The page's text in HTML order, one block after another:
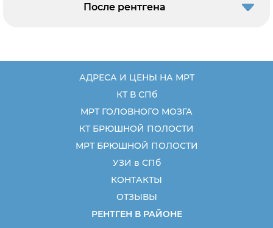
После рентгена
АДРЕСА И ЦЕНЫ НА МРТ
КТ В СПб
МРТ ГОЛОВНОГО МОЗГА
КТ БРЮШНОЙ ПОЛОСТИ
МРТ БРЮШНОЙ ПОЛОСТИ
УЗИ в СПб
КОНТАКТЫ
ОТЗЫВЫ
РЕНТГЕН В РАЙОНЕ